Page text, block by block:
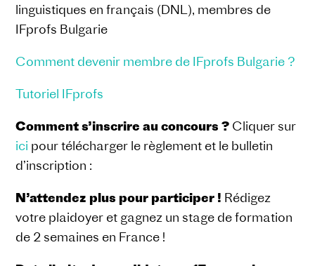
linguistiques en français (DNL), membres de
IFprofs Bulgarie
Comment devenir membre de IFprofs Bulgarie ?
Tutoriel IFprofs
Comment s’inscrire au concours ? Cliquer sur
ici pour télécharger le règlement et le bulletin
d’inscription :
N’attendez plus pour participer ! Rédigez
votre plaidoyer et gagnez un stage de formation
de 2 semaines en France !